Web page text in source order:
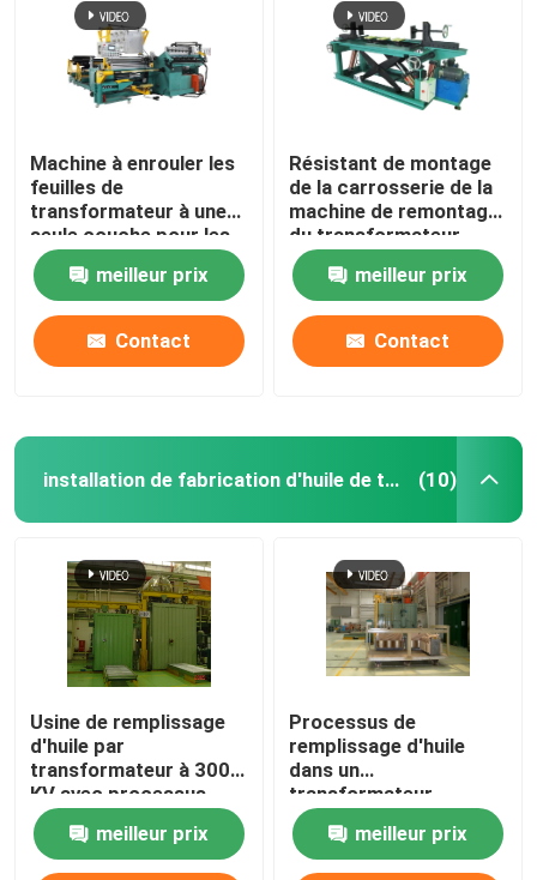
A propos de nous
Visite d'usine
Contrôle de la qualité
Contact
Demande de soumission
Machine à enrouler les
feuilles de
transformateur à une
seule couche pour les
isolants de 10 à 11
volts
meilleur prix
Contact
Résistant de montage
de la carrosserie de la
machine de remontage
du transformateur
automatique en alliage
amorphemeilleur prix
Contact
installation de fabrication d'huile de transformateur (10)
Usine de remplissage
d'huile par
transformateur à 300
KV avec processus
sous vide
meilleur prix
Processus de
remplissage d'huile
dans un
transformateur
amorphe Épreuve
électrique préliminaire
Séchage sous vide
meilleur prix